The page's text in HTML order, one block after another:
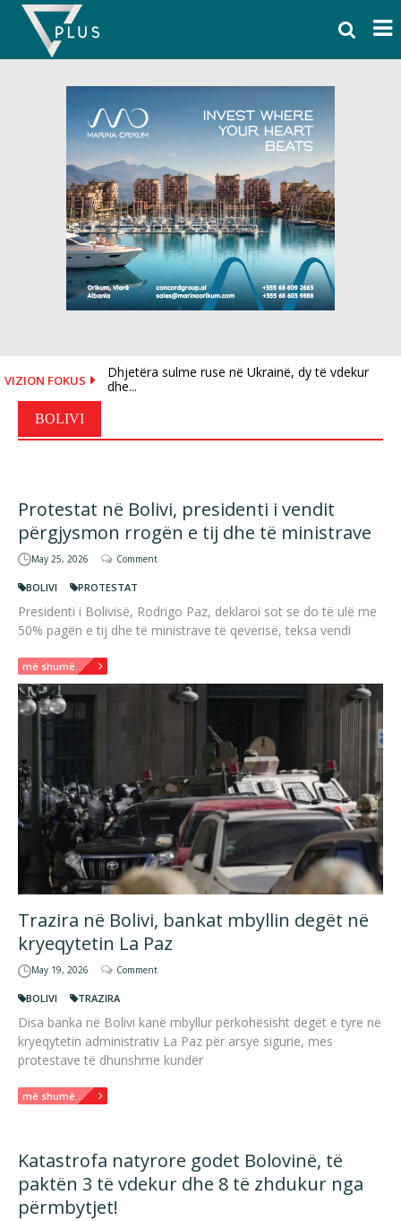
Skip
content
VIZION FOKUS
Dhjetëra sulme ruse në Ukrainë, dy të vdekur
dhe...
I dorëzoi fanelën me numrin 10 Salah, mësohet
se...
BOLIVI
Protestat në Bolivi, presidenti i vendit
përgjysmon rrogën e tij dhe të ministrave
May 25, 2026 Comment
BOLIVI PROTESTAT
Presidenti i Bolivisë, Rodrigo Paz, deklaroi sot se do të ulë me
50% pagën e tij dhe të ministrave të qeverisë, teksa vendi
më shumë...
Trazira në Bolivi, bankat mbyllin degët në
kryeqytetin La Paz
May 19, 2026 Comment
BOLIVI TRAZIRA
Disa banka në Bolivi kanë mbyllur përkohësisht degët e tyre në
kryeqytetin administrativ La Paz për arsye sigurie, mes
protestave të dhunshme kundër
më shumë...
Katastrofa natyrore godet Bolovinë, të
paktën 3 të vdekur dhe 8 të zhdukur nga
përmbytjet!